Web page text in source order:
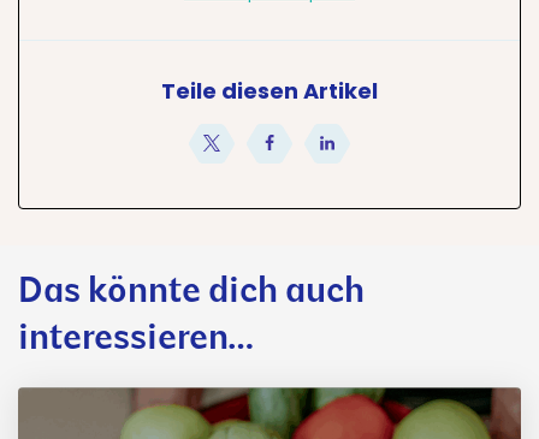
Teile diesen Artikel
Das könnte dich auch
interessieren…